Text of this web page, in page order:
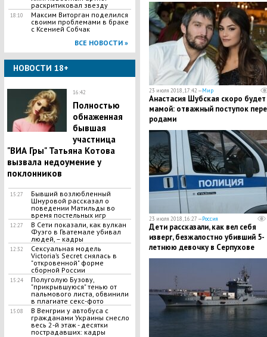
раскритиковал звезду
18:10
​Максим Виторган поделился
своими проблемами в браке
с Ксенией Собчак
ВСЕ НОВОСТИ »
НОВОСТИ 18+
16:42
Полностью
обнаженная
бывшая
участница
"ВИА Гры" Татьяна Котова
вызвала недоумение у
поклонников
15:27
Бывший возлюбленный
Шнуровой рассказал о
поведении Матильды во
время постельных игр
12:27
В Сети показали, как вулкан
Фуэго в Гватемале убивал
людей, – кадры
12:32
Сексуальная модель
Victoria’s Secret снялась в
"откровенной" форме
сборной России
15:24
Полуголую Бузову,
"прикрывшуюся" тенью от
пальмового листа, обвинили
в плагиате секс-фото
15:08
В Венгрии у автобуса с
гражданами Украины снесло
весь 2-й этаж - десятки
пострадавших: кадры
23 июля 2018, 17:42 —Мир
​Анастасия Шубская скоро будет
мамой: отважный поступок
родами
23 июля 2018, 16:27 —Россия
Дети рассказали, как вел себя
изверг, безжалостно убивший 5-
летнюю девочку в Серпухове